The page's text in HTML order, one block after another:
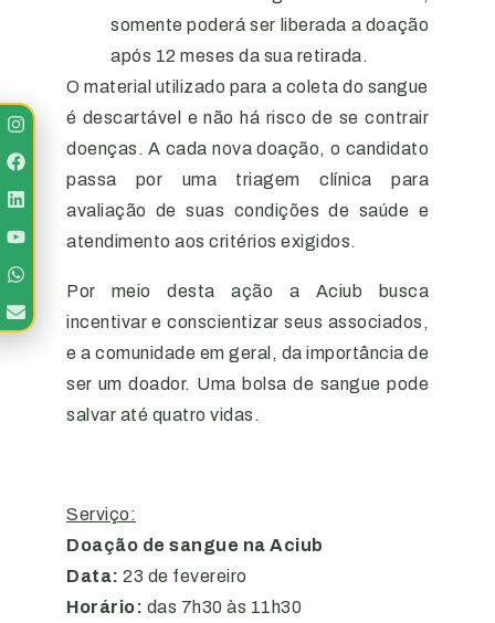
somente poderá ser liberada a doação
após 12 meses da sua retirada.
O material utilizado para a coleta do sangue
é descartável e não há risco de se contrair
doenças. A cada nova doação, o candidato
passa por uma triagem clínica para
avaliação de suas condições de saúde e
atendimento aos critérios exigidos.
Por meio desta ação a Aciub busca
incentivar e conscientizar seus associados,
e a comunidade em geral, da importância de
ser um doador. Uma bolsa de sangue pode
salvar até quatro vidas.
Serviço:
Doação de sangue na Aciub
Data: 23 de fevereiro
Horário: das 7h30 às 11h30